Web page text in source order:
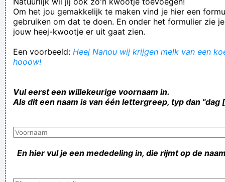
Om het jou gemakkelijk te maken vind je hier een
gebruiken om dat te doen. En onder het formulier zie
jouw heej-kwootje er uit gaat zien.
Een voorbeeld: Heej Nanou wij krijgen melk van een
hooow!
Vul eerst een willekeurige voornaam in.
Als dit een naam is van één lettergreep, typ dan "dag
En hier vul je een mededeling in, die rijmt op de